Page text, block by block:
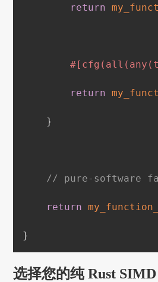
return
return
}
// pure-software
return
}
选择您的纯 Rust